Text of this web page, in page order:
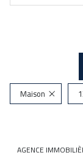
Maison
AGENCE